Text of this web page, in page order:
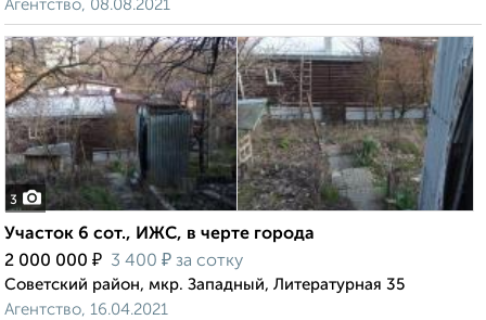
Агентство, 08.08.2021
3
Участок 6 сот., ИЖС, в черте города
2 000 000 ₽ 3 400 ₽ за сотку
Советский район, мкр. Западный, Литературная 35
Агентство, 16.04.2021